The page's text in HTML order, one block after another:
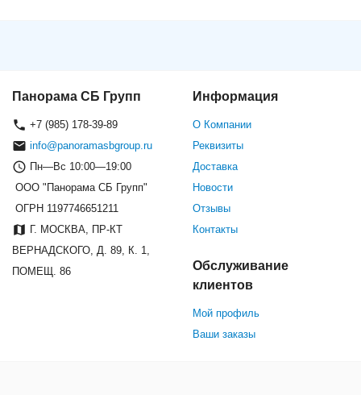
Панорама СБ Групп
+7 (985) 178-39-89
info@panoramasbgroup.ru
Пн—Вс 10:00—19:00
ООО "Панорама СБ Групп"
ОГРН 1197746651211
Г. МОСКВА, ПР-КТ
ВЕРНАДСКОГО, Д. 89, К. 1,
ПОМЕЩ. 86
Информация
О Компании
Реквизиты
Доставка
Новости
Отзывы
Контакты
Обслуживание
клиентов
Мой профиль
Ваши заказы